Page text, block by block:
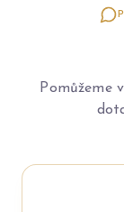
Pomůžeme